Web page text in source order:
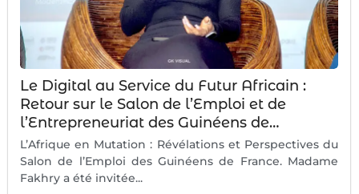
Le Digital au Service du Futur Africain :
Retour sur le Salon de l’Emploi et de
l’Entrepreneuriat des Guinéens de…
L’Afrique en Mutation : Révélations et Perspectives du
Salon de l’Emploi des Guinéens de France. Madame
Fakhry a été invitée...